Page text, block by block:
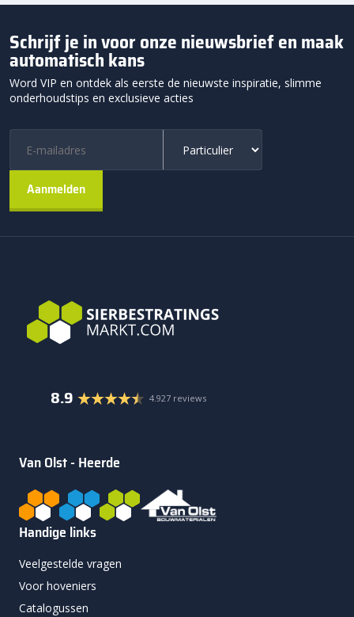
Schrijf je in voor onze nieuwsbrief en maak
automatisch kans
Word VIP en ontdek als eerste de nieuwste inspiratie, slimme
onderhoudstips en exclusieve acties
8.9 4.927 reviews
Van Olst - Heerde
Handige links
Veelgestelde vragen
Voor hoveniers
Catalogussen